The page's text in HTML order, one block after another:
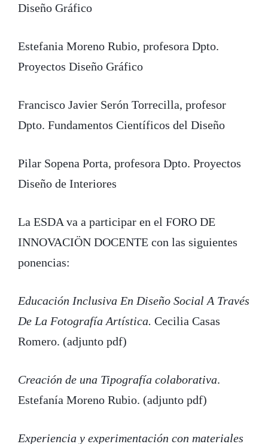
Diseño Gráfico
Estefania Moreno Rubio, profesora Dpto.
Proyectos Diseño Gráfico
Francisco Javier Serón Torrecilla, profesor
Dpto. Fundamentos Científicos del Diseño
Pilar Sopena Porta, profesora Dpto. Proyectos
Diseño de Interiores
La ESDA va a participar en el FORO DE
INNOVACIÖN DOCENTE con las siguientes
ponencias:
Educación Inclusiva En Diseño Social A Través
De La Fotografía Artística. Cecilia Casas
Romero. (adjunto pdf)
Creación de una Tipografía colaborativa.
Estefanía Moreno Rubio. (adjunto pdf)
Experiencia y experimentación con materiales